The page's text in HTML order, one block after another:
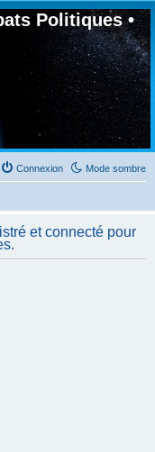
Politiques •
Mode sombre
Connexion
et connecté pour